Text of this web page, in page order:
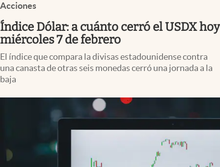
Acciones
Índice Dólar: a cuánto cerró el USDX hoy
miércoles 7 de febrero
El índice que compara la divisas estadounidense contra
una canasta de otras seis monedas cerró una jornada a la
baja